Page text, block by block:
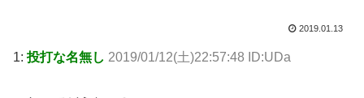
2019.01.13
1:投打な名無し 2019/01/12(土)22:57:48 ID:UDa